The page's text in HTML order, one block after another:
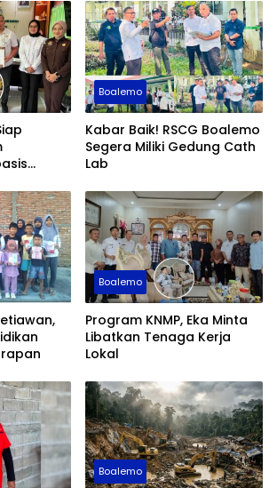
Boalemo
Kabar Baik! RSCG Boalemo
Segera Miliki Gedung Cath
Lab
Boalemo
Program KNMP, Eka Minta
Libatkan Tenaga Kerja
Lokal
Boalemo